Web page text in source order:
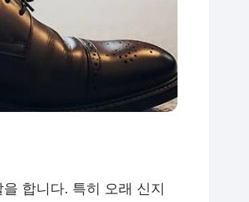
합니다. 특히 오래 신지